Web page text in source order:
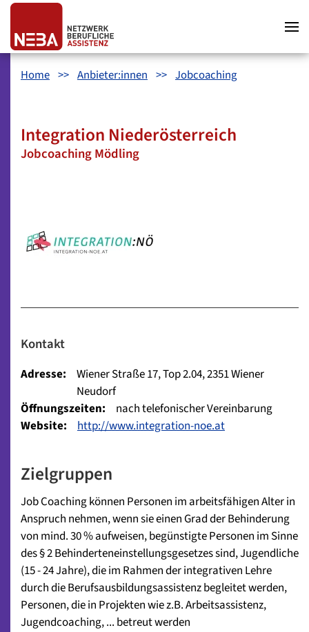
Zum Hauptinhalt springen
Zum Hauptmenü springen
Zum Footer springen
Home Anbieter:innen Jobcoaching
Integration Niederösterreich
Jobcoaching Mödling
Kontakt
Adresse:
Wiener Straße 17, Top 2.04, 2351 Wiener
Neudorf
Öffnungszeiten:
nach telefonischer Vereinbarung
Website:
http://www.integration-noe.at
Zielgruppen
Job Coaching können Personen im arbeitsfähigen Alter in
Anspruch nehmen, wenn sie einen Grad der Behinderung
von mind. 30 % aufweisen, begünstigte Personen im Sinne
des § 2 Behinderteneinstellungsgesetzes sind, Jugendliche
(15 - 24 Jahre), die im Rahmen der integrativen Lehre
durch die Berufsausbildungsassistenz begleitet werden,
Personen, die in Projekten wie z.B. Arbeitsassistenz,
Jugendcoaching, ... betreut werden